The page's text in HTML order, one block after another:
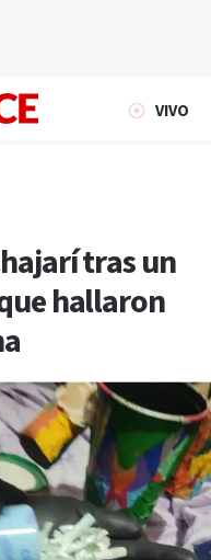
VIVO
tras un
hallaron